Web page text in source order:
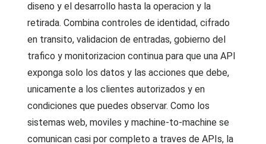
diseno y el desarrollo hasta la operacion y la
retirada. Combina controles de identidad, cifrado
en transito, validacion de entradas, gobierno del
trafico y monitorizacion continua para que una API
exponga solo los datos y las acciones que debe,
unicamente a los clientes autorizados y en
condiciones que puedes observar. Como los
sistemas web, moviles y machine-to-machine se
comunican casi por completo a traves de APIs, la